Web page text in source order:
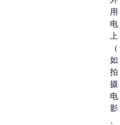
用
电
上
（
如
拍
摄
电
影
、